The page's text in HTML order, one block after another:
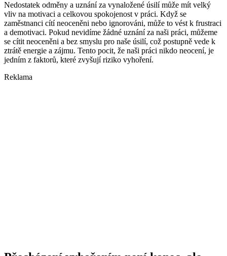
Nedostatek odměny a uznání za vynaložené úsilí může mít velký
vliv na motivaci a celkovou spokojenost v práci. Když se
zaměstnanci cítí neoceněni nebo ignorováni, může to vést k frustraci
a demotivaci. Pokud nevidíme žádné uznání za naši práci, můžeme
se cítit neoceněni a bez smyslu pro naše úsilí, což postupně vede k
ztrátě energie a zájmu. Tento pocit, že naši práci nikdo neocení, je
jedním z faktorů, které zvyšují riziko vyhoření.
Reklama